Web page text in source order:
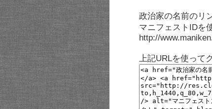
政治家の名前のリ
マニフェストIDを
http://
上記URLを使って